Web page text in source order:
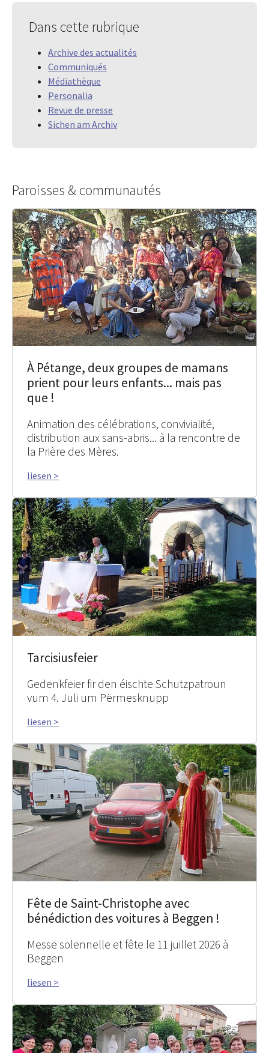
Dans cette rubrique
Archive des actualités
Communiqués
Médiathèque
Personalia
Revue de presse
Sichen am Archiv
Paroisses & communautés
À Pétange, deux groupes de mamans
prient pour leurs enfants... mais pas
que !
Animation des célébrations, convivialité,
distribution aux sans-abris... à la rencontre de
la Prière des Mères.
liesen >
Tarcisiusfeier
Gedenkfeier fir den éischte Schutzpatroun
vum 4. Juli um Përmesknupp
liesen >
Fête de Saint-Christophe avec
bénédiction des voitures à Beggen !
Messe solennelle et fête le 11 juillet 2026 à
Beggen
liesen >